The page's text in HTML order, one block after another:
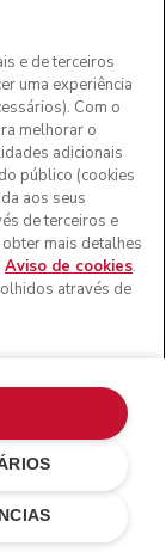
e de terceiros
uma experiência
Com o
melhorar o
adicionais
público (cookies
aos seus
de terceiros e
mais detalhes
Aviso de cookies.
através de